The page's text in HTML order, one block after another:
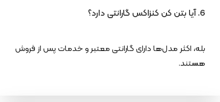
6. آیا بتن کن کنزاکس گارانتی دارد؟
بله، اکثر مدل‌ها دارای گارانتی معتبر و خدمات پس از فروش
هستند.